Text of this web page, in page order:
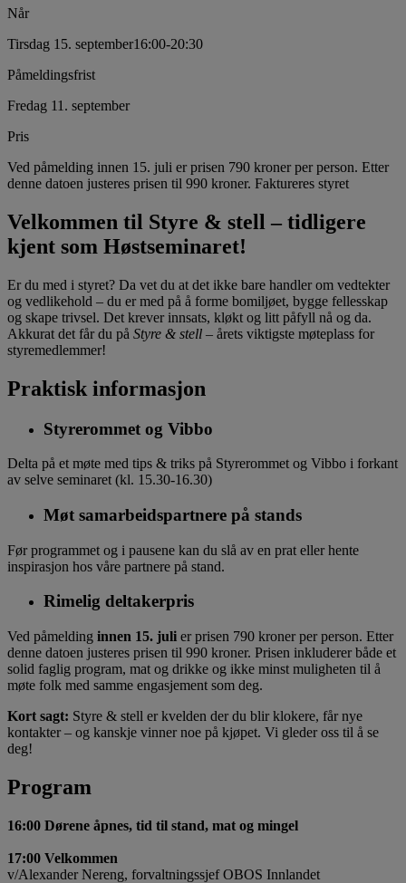
Når
Tirsdag 15. september16:00-20:30
Påmeldingsfrist
Fredag 11. september
Pris
Ved påmelding innen 15. juli er prisen 790 kroner per person. Etter
denne datoen justeres prisen til 990 kroner. Faktureres styret
Velkommen til Styre & stell – tidligere
kjent som Høstseminaret!
Er du med i styret? Da vet du at det ikke bare handler om vedtekter
og vedlikehold – du er med på å forme bomiljøet, bygge fellesskap
og skape trivsel. Det krever innsats, kløkt og litt påfyll nå og da.
Akkurat det får du på Styre & stell – årets viktigste møteplass for
styremedlemmer!
Praktisk informasjon
Styrerommet og Vibbo
Delta på et møte med tips & triks på Styrerommet og Vibbo i forkant
av selve seminaret (kl. 15.30-16.30)
Møt samarbeidspartnere på stands
Før programmet og i pausene kan du slå av en prat eller hente
inspirasjon hos våre partnere på stand.
Rimelig deltakerpris
Ved påmelding innen 15. juli er prisen 790 kroner per person. Etter
denne datoen justeres prisen til 990 kroner. Prisen inkluderer både et
solid faglig program, mat og drikke og ikke minst muligheten til å
møte folk med samme engasjement som deg.
Kort sagt: Styre & stell er kvelden der du blir klokere, får nye
kontakter – og kanskje vinner noe på kjøpet. Vi gleder oss til å se
deg!
Program
16:00 Dørene åpnes, tid til stand, mat og mingel
17:00 Velkommen
v/Alexander Nereng, forvaltningssjef OBOS Innlandet